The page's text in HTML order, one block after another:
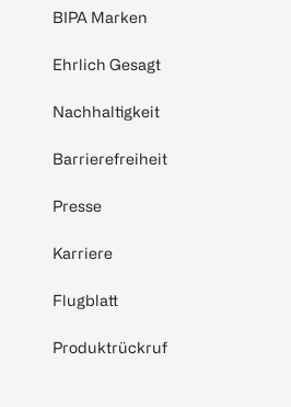
BIPA Marken
Ehrlich Gesagt
Nachhaltigkeit
Barrierefreiheit
Presse
Karriere
Flugblatt
Produktrückruf